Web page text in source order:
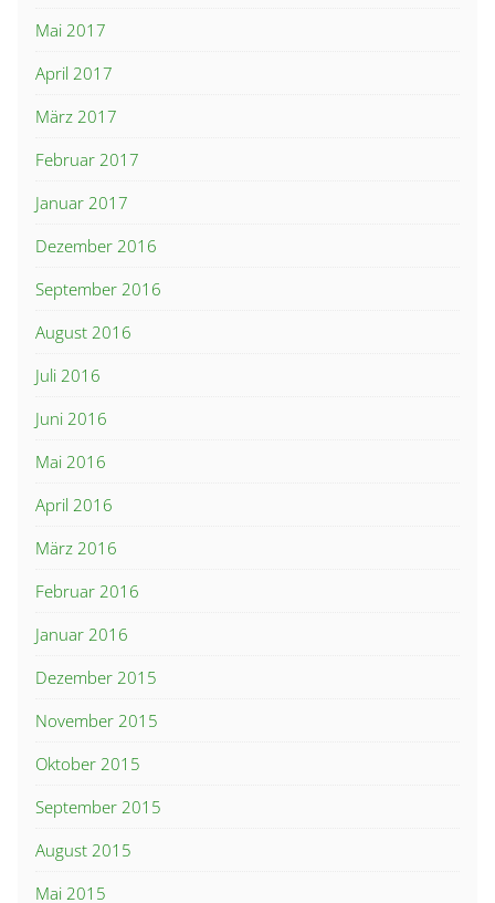
Mai 2017
April 2017
März 2017
Februar 2017
Januar 2017
Dezember 2016
September 2016
August 2016
Juli 2016
Juni 2016
Mai 2016
April 2016
März 2016
Februar 2016
Januar 2016
Dezember 2015
November 2015
Oktober 2015
September 2015
August 2015
Mai 2015